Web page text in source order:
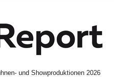
und Showproduktionen 2026